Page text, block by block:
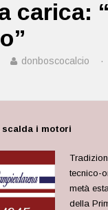
carica:
donboscocalcio ·
scalda i motori
tecnico-
metà
della